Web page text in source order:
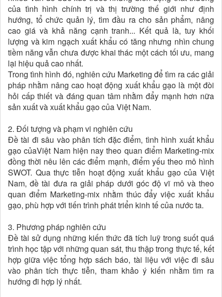
của tình hình chính trị và thị trường thế giới như định
hướng, tổ chức quản lý, tìm đầu ra cho sản phẩm, nâng
cao giá và khả năng cạnh tranh... Kết quả là, tuy khối
lượng và kim ngạch xuất khẩu có tăng nhưng nhìn chung
tiềm năng vẫn chưa được khai thác một cách tối ưu, mang
lại hiệu quả cao nhất.
Trong tình hình đó, nghiên cứu Marketing để tìm ra các giải
pháp nhằm nâng cao hoạt động xuất khẩu gạo là một đòi
hỏi cấp thiết và đáng quan tâm nhằm đẩy mạnh hơn nữa
sản xuất và xuất khẩu gạo của Việt Nam.
2. Đối tượng và phạm vi nghiên cứu
Đề tài đi sâu vào phân tích đặc điểm, tình hình xuất khẩu
gạo củaViệt Nam hiện nay theo quan điểm Marketing-mix
đồng thời nêu lên các điểm mạnh, điểm yếu theo mô hình
SWOT. Qua thực tiễn hoạt động xuất khẩu gạo của Việt
Nam, đề tài đưa ra giải pháp dưới góc độ vĩ mô và theo
quan điểm Marketing-mix nhằm thúc đẩy việc xuất khẩu
gạo, phù hợp với tiến trình phát triển kinh tế của nước ta.
3. Phương pháp nghiên cứu
Đề tài sử dụng những kiến thức đã tích luỹ trong suốt quá
trình học tập với những quan sát, thu thập trong thực tế, kết
hợp giữa việc tổng hợp sách báo, tài liệu với việc đi sâu
vào phân tích thực tiễn, tham khảo ý kiến nhằm tìm ra
hướng đi hợp lý nhất.